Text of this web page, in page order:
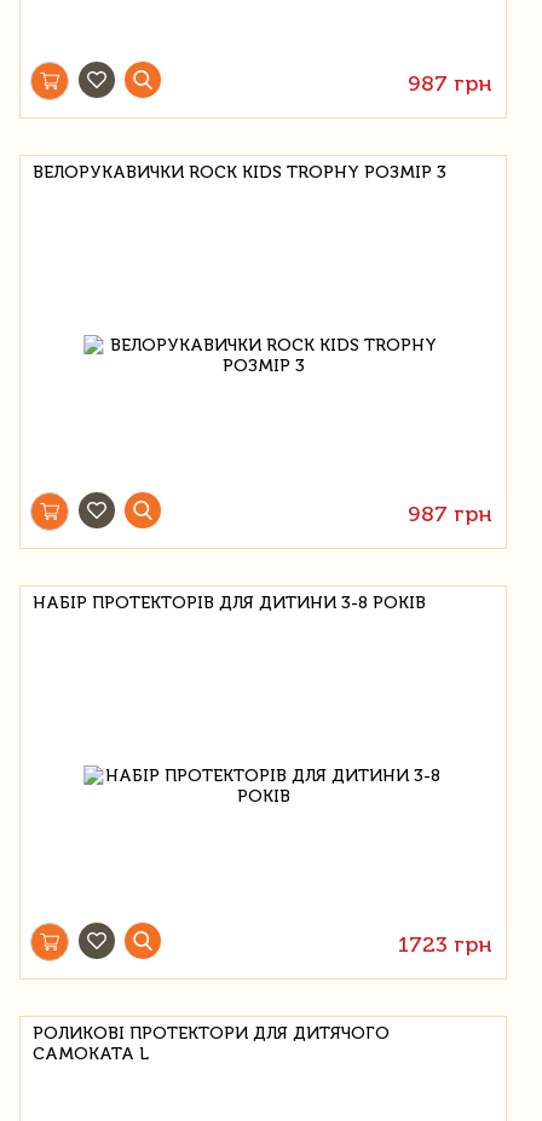
987 грн
ВЕЛОРУКАВИЧКИ ROCK KIDS TROPHY РОЗМІР 3
987 грн
НАБІР ПРОТЕКТОРІВ ДЛЯ ДИТИНИ 3-8 РОКІВ
1723 грн
РОЛИКОВІ ПРОТЕКТОРИ ДЛЯ ДИТЯЧОГО
САМОКАТА L